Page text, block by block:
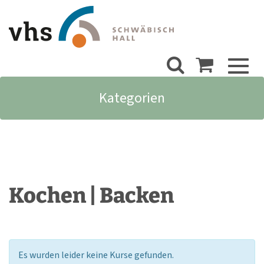
Kategorien
Kochen | Backen
Es wurden leider keine Kurse gefunden.